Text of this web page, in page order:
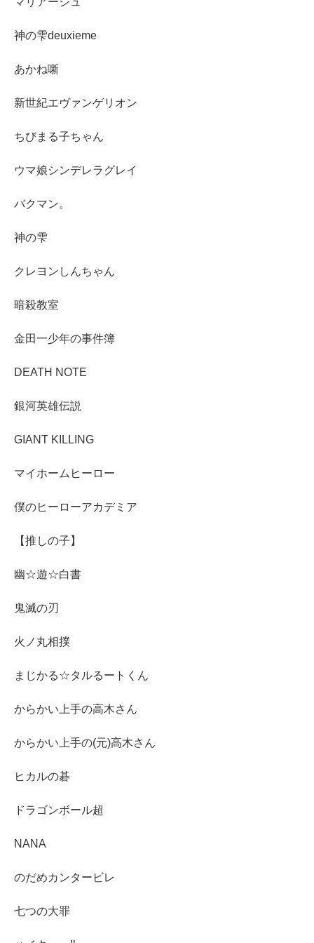
神の雫deuxieme
あかね噺
新世紀エヴァンゲリオン
ちびまる子ちゃん
ウマ娘シンデレラグレイ
バクマン。
神の雫
クレヨンしんちゃん
暗殺教室
金田一少年の事件簿
DEATH NOTE
銀河英雄伝説
GIANT KILLING
マイホームヒーロー
僕のヒーローアカデミア
【推しの子】
幽☆遊☆白書
鬼滅の刃
火ノ丸相撲
まじかる☆タルるートくん
からかい上手の高木さん
からかい上手の(元)高木さん
ヒカルの碁
ドラゴンボール超
NANA
のだめカンタービレ
七つの大罪